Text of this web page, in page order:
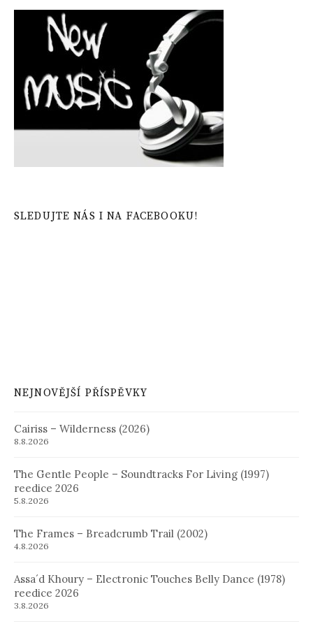
SLEDUJTE NÁS I NA FACEBOOKU!
NEJNOVĚJŠÍ PŘÍSPĚVKY
Cairiss – Wilderness (2026)
8.8.2026
The Gentle People – Soundtracks For Living (1997)
reedice 2026
5.8.2026
The Frames – Breadcrumb Trail (2002)
4.8.2026
Assa´d Khoury – Electronic Touches Belly Dance (1978)
reedice 2026
3.8.2026